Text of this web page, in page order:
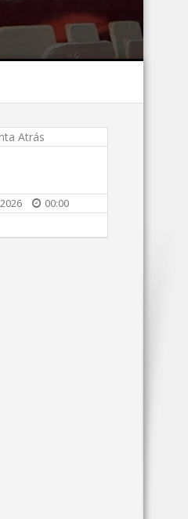
Atrás
00:00